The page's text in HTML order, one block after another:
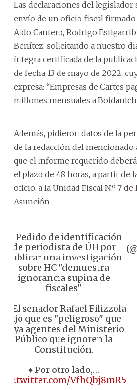
Las declaraciones del legislador
envío de un oficio fiscal firmado
Aldo Cantero, Rodrigo
Benítez, solicitando a nuestro
íntegra certificada de la
de fecha 13 de mayo de 2022,
expresa: “Empresas de Cartes
millones mensuales a
Además, pidieron datos de la
de la redacción del mencionado
que el informe requerido
el plazo de 48 horas, a partir de
oficio, a la Unidad Fiscal N.º 7 de
Asunción.
🟥 Pedido de identificación
de periodista de ÚH por
publicar una investigación
sobre HC "demuestra
ignorancia supina de
fiscales"
📌 El senador Rafael Filizzola
dijo que es "peligroso" que
haya agentes del Ministerio
Público que ignoren la
Constitución.
♦️ Por otro lado,…
pic.twitter.com/VfhQbj8mR5